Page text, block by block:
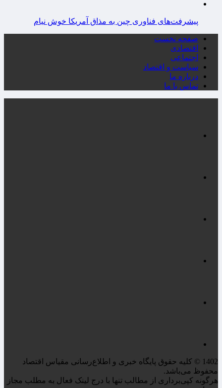
پیشرفت‌های فناوری چین به مذاق آمریکا خوش نیام
صفحه نخست
اقتصادی
اجتماعی
سیاست و اقتصاد
درباره ما
تماس با ما
1402 © کلیه حقوق پایگاه خبری و اطلاع‌رسانی مقیاس اقتصاد
محفوظ می‌باشد.
هرگونه کپی‌برداری از مطالب تنها با درج لینک فعال به مطلب مجاز